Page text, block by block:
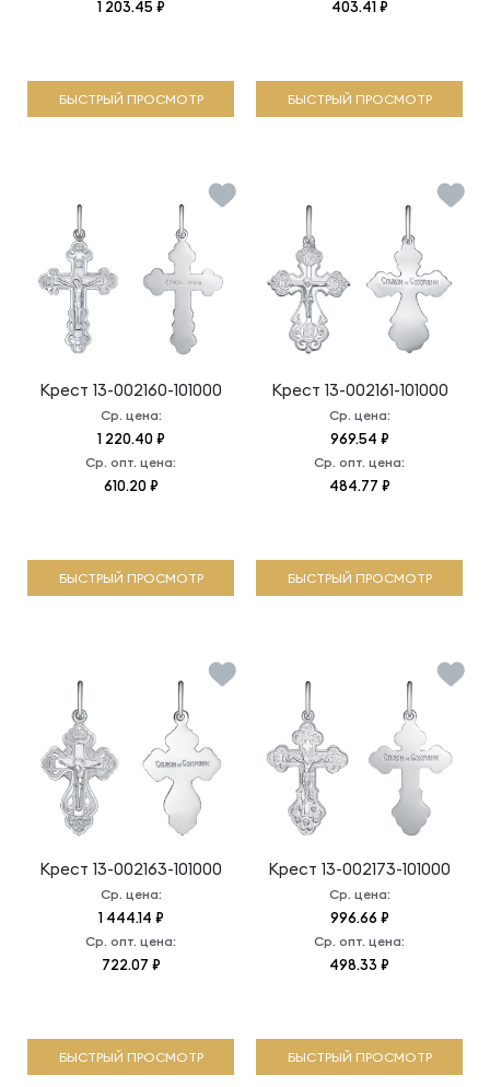
1 203.45 ₽
БЫСТРЫЙ ПРОСМОТР
403.41 ₽
БЫСТРЫЙ ПРОСМОТР
Крест 13-002160-101000
Ср. цена:
1 220.40 ₽
Ср. опт. цена:
610.20 ₽
БЫСТРЫЙ ПРОСМОТР
Крест 13-002161-101000
Ср. цена:
969.54 ₽
Ср. опт. цена:
484.77 ₽
БЫСТРЫЙ ПРОСМОТР
Крест 13-002163-101000
Ср. цена:
1 444.14 ₽
Ср. опт. цена:
722.07 ₽
БЫСТРЫЙ ПРОСМОТР
Крест 13-002173-101000
Ср. цена:
996.66 ₽
Ср. опт. цена:
498.33 ₽
БЫСТРЫЙ ПРОСМОТР